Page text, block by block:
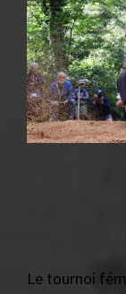
Le tournoi